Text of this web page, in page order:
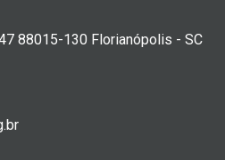
88015-130 Florianópolis - SC